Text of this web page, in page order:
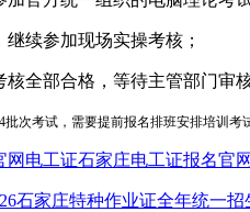
续参加现场实操考核；
全部合格，等待主管部门审
次考试，需要提前报名排班安排培训考
网 电工证石家庄电工证报名官网
石家庄特种作业证全年统一